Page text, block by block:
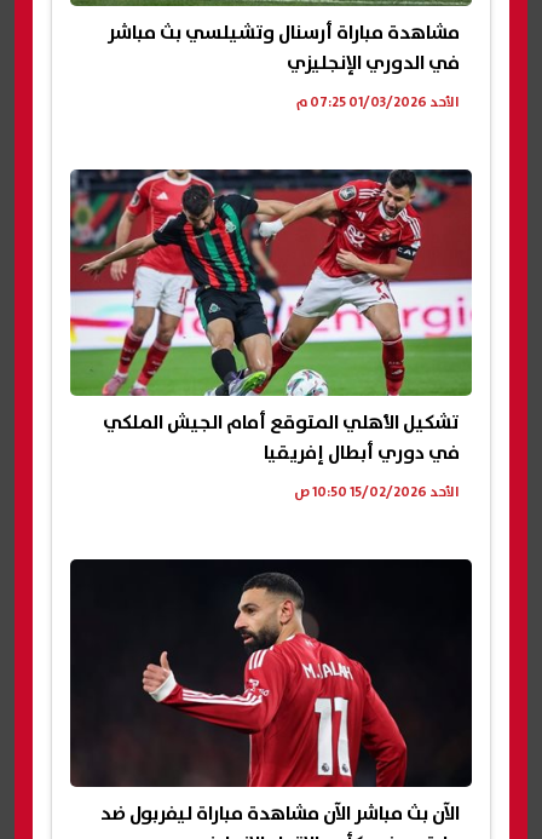
مشاهدة مباراة أرسنال وتشيلسي بث مباشر
في الدوري الإنجليزي
الأحد 01/03/2026 07:25 م
تشكيل الأهلي المتوقع أمام الجيش الملكي
في دوري أبطال إفريقيا
الأحد 15/02/2026 10:50 ص
الآن بث مباشر الآن مشاهدة مباراة ليفربول ضد